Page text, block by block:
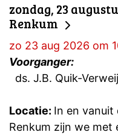
zondag, 23
Renkum
zo 23 aug 2026 om
Voorganger:
ds. J.B. Quik-Verweij
Locatie: In en vanuit
Renkum zijn we met